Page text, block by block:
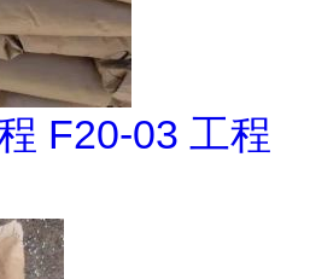
F20-03 工程